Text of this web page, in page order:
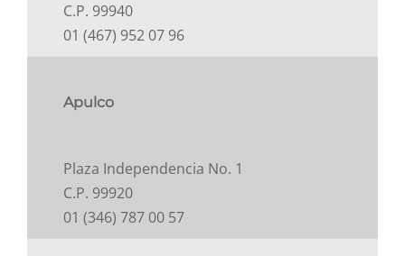
C.P. 99940
01 (467) 952 07 96
Apulco
Plaza Independencia No. 1
C.P. 99920
01 (346) 787 00 57